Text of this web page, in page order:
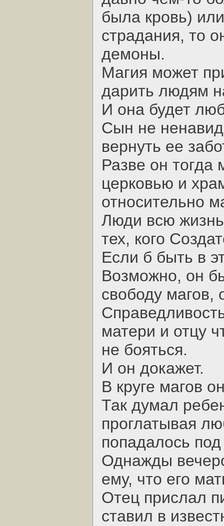
была кровь)
страдания, то
демоны.
Магия может
дарить людям
И она будет
Сын не
вернуть ее
Разве он тогда
церковью и
относительно
Люди всю жизнь
тех, кого
Если б быть в
Возможно, он
свободу магов,
матери и отцу
не бояться.
И он докажет.
В круге магов
Так думал
проглатывая
попадалось под
Однажды
ему, что его
Отец прислал
ставил в